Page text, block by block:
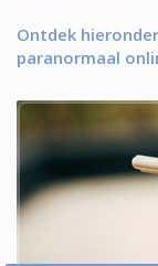
Ontdek
paranormaal